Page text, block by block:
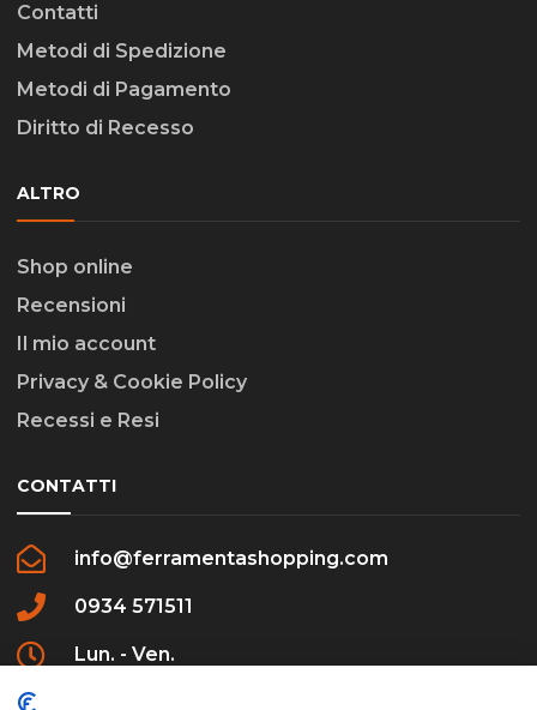
Contatti
Metodi di Spedizione
Metodi di Pagamento
Diritto di Recesso
ALTRO
Shop online
Recensioni
Il mio account
Privacy & Cookie Policy
Recessi e Resi
CONTATTI
info@ferramentashopping.com
0934 571511
Lun. - Ven.